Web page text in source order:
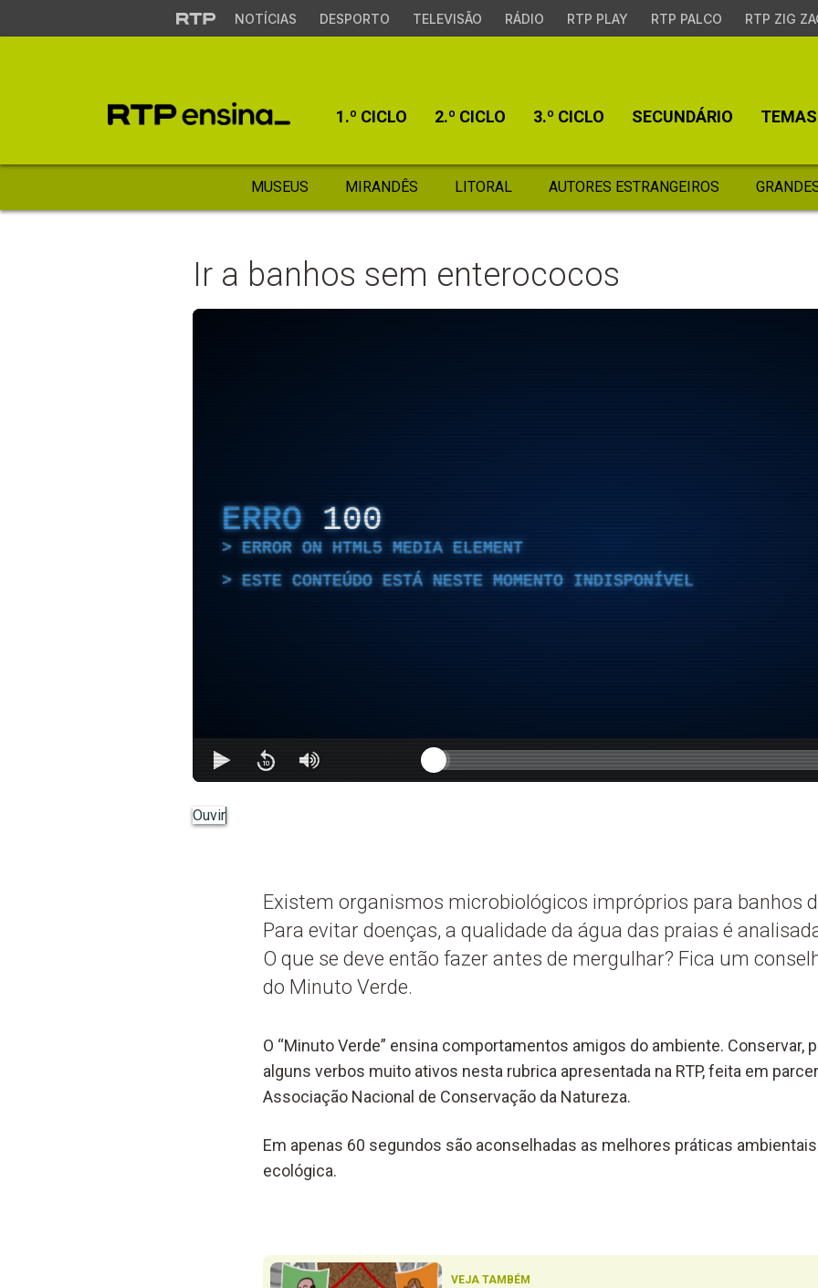
NOTÍCIAS DESPORTO TELEVISÃO RÁDIO RTP PLAY RTP PALCO RTP ZIG
1.º CICLO 2.º CICLO 3.º CICLO SECUNDÁRIO TEMAS
MUSEUS MIRANDÊS LITORAL AUTORES ESTRANGEIROS
Ir a banhos sem enterococos
ERRO 100
ERROR ON HTML5 MEDIA ELEMENT
ESTE CONTEÚDO ESTÁ NESTE MOMENTO INDISPONÍVEL
Ouvir
Existem organismos microbiológicos impróprios para banhos
Para evitar doenças, a qualidade da água das praias é
O que se deve então fazer antes de mergulhar? Fica um
do Minuto Verde.
O “Minuto Verde” ensina comportamentos amigos do ambiente. Conservar,
alguns verbos muito ativos nesta rubrica apresentada na RTP, feita em
Associação Nacional de Conservação da Natureza.
Em apenas 60 segundos são aconselhadas as melhores práticas
ecológica.
VEJA TAMBÉM